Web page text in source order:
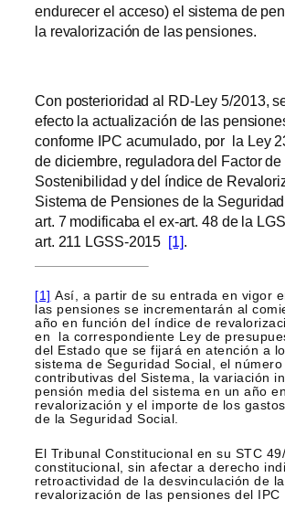
endurecer el acceso) el sistema de
la revalorización de las pensiones.
Con posterioridad al RD-Ley 5/2013,
efecto la actualización de las
conforme IPC acumulado, por la Ley
de diciembre, reguladora del Factor de
Sostenibilidad y del índice de
Sistema de Pensiones de la
art. 7 modificaba el ex-art. 48 de la
art. 211 LGSS-2015 [1].
[1] Así, a partir de su entrada en vigor
las pensiones se incrementarán al
año en función del índice de
en la correspondiente Ley de
del Estado que se fijará en atención a
sistema de Seguridad Social, el
contributivas del Sistema, la variación
pensión media del sistema en un año
revalorización y el importe de los
de la Seguridad Social.
El Tribunal Constitucional en su STC
constitucional, sin afectar a derecho
retroactividad de la desvinculación de la
revalorización de las pensiones del IPC